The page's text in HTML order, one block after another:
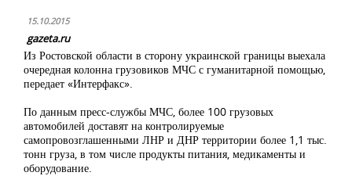
15.10.2015
gazeta.ru
Из Ростовской области в сторону украинской границы выехала
очередная колонна грузовиков МЧС с гуманитарной помощью,
передает «Интерфакс».
По данным пресс-службы МЧС, более 100 грузовых
автомобилей доставят на контролируемые
самопровозглашенными ЛНР и ДНР территории более 1,1 тыс.
тонн груза, в том числе продукты питания, медикаменты и
оборудование.